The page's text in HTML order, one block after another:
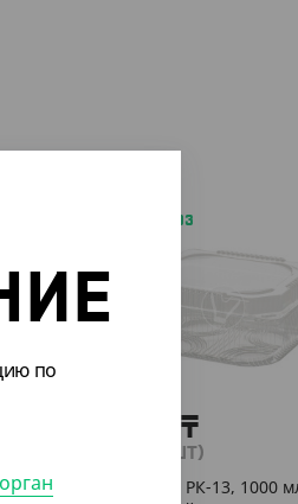
АРТ. 2109803
₸
/ШТ)
Контейнер РК-13, 1000
по